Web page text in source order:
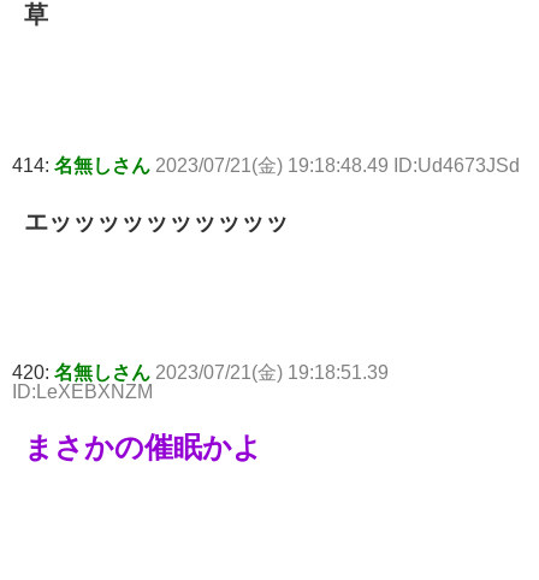
草
414: 名無しさん 2023/07/21(金) 19:18:48.49 ID:Ud4673JSd
エッッッッッッッッッッ
420: 名無しさん 2023/07/21(金) 19:18:51.39
ID:LeXEBXNZM
まさかの催眠かよ